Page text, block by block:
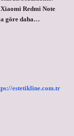
Xiaomi Redmi Note
göre daha…
estetikline.com.tr